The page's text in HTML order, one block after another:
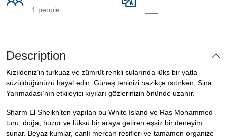
1 people
Description
Kızıldeniz’in turkuaz ve zümrüt renkli sularında lüks bir yatla
süzüldüğünüzü hayal edin. Güneş teninizi nazikçe ısıtırken, Sina
Yarımadası’nın etkileyici kıyıları gözlerinizin önünde uzanır.
Sharm El Sheikh’ten yapılan bu White Island ve Ras Mohammed
turu; doğa, huzur ve lüksü bir araya getiren eşsiz bir deneyim
sunar. Beyaz kumlar, canlı mercan resifleri ve tamamen organize